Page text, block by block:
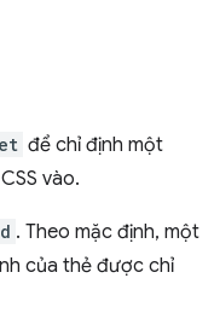
để chỉ định một
vào.
. Theo mặc định, một
của thẻ được chỉ